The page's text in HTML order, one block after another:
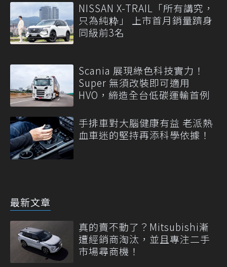
NISSAN X-TRAIL「所有講究，
只為純粋」 上市首月銷量躋身
同級前3名
Scania 展現綠色科技實力！
Super 無須改裝即可適用
HVO，締造全台低碳運輸首例
手排車對大腦健康有益 老派熱
血車迷的堅持再添科學依據！
最新文章
真的賣不動了？Mitsubishi漸
遭經銷商淘汰，並且專注二手
市場尋商機！